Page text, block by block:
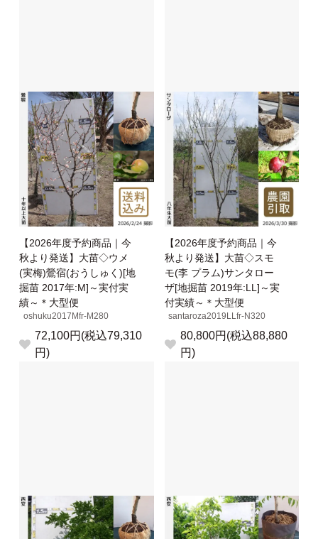
【2026年度予約商品｜今
秋より発送】大苗◇ウメ
(実梅)鶯宿(おうしゅく)[地
掘苗 2017年:M]～実付実
績～＊大型便
oshuku2017Mfr-M280
72,100円(税込79,310
円)
【2026年度予約商品｜今
秋より発送】大苗◇スモ
モ(李 プラム)サンタロー
ザ[地掘苗 2019年:LL]～実
付実績～＊大型便
santaroza2019LLfr-N320
80,800円(税込88,880
円)